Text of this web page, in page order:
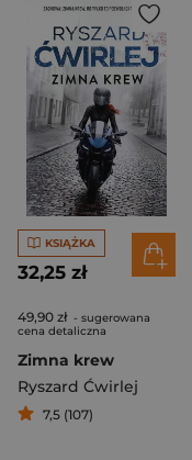
KSIĄŻKA
32,25 zł
49,90 zł - sugerowana
cena detaliczna
Zimna krew
Ryszard Ćwirlej
7,5 (107)